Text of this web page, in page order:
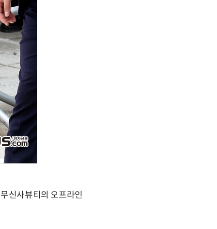
신사뷰티의 오프라인